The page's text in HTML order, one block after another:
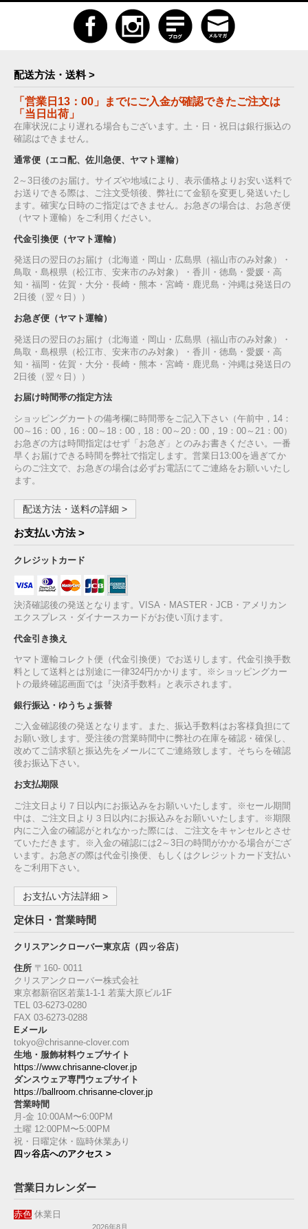
配送方法・送料 >
「営業日13：00」までにご入金が確認できたご注文は
「当日出荷」
在庫状況により遅れる場合もございます。土・日・祝日は銀行振込の
確認はできません。
通常便（エコ配、佐川急便、ヤマト運輸）
2～3日後のお届け。サイズや地域により、表示価格よりお安い送料で
お送りできる際は、ご注文受領後、弊社にて金額を変更し発送いたし
ます。確実な日時のご指定はできません。お急ぎの場合は、お急ぎ便
（ヤマト運輸）をご利用ください。
代金引換便（ヤマト運輸）
発送日の翌日のお届け（北海道・岡山・広島県（福山市のみ対象）・
鳥取・島根県（松江市、安来市のみ対象）・香川・徳島・愛媛・高
知・福岡・佐賀・大分・長崎・熊本・宮崎・鹿児島・沖縄は発送日の
2日後（翌々日））
お急ぎ便（ヤマト運輸）
発送日の翌日のお届け（北海道・岡山・広島県（福山市のみ対象）・
鳥取・島根県（松江市、安来市のみ対象）・香川・徳島・愛媛・高
知・福岡・佐賀・大分・長崎・熊本・宮崎・鹿児島・沖縄は発送日の
2日後（翌々日））
お届け時間帯の指定方法
ショッピングカートの備考欄に時間帯をご記入下さい（午前中，14：
00～16：00，16：00～18：00，18：00～20：00，19：00～21：00）
お急ぎの方は時間指定はせず「お急ぎ」とのみお書きください。一番
早くお届けできる時間を弊社で指定します。営業日13:00を過ぎてか
らのご注文で、お急ぎの場合は必ずお電話にてご連絡をお願いいたし
ます。
配送方法・送料の詳細 >
お支払い方法 >
クレジットカード
決済確認後の発送となります。VISA・MASTER・JCB・アメリカン
エクスプレス・ダイナースカードがお使い頂けます。
代金引き換え
ヤマト運輸コレクト便（代金引換便）でお送りします。代金引換手数
料として送料とは別途に一律324円かかります。※ショッピングカー
トの最終確認画面では『決済手数料』と表示されます。
銀行振込・ゆうちょ振替
ご入金確認後の発送となります。また、振込手数料はお客様負担にて
お願い致します。受注後の営業時間中に弊社の在庫を確認・確保し、
改めてご請求額と振込先をメールにてご連絡致します。そちらを確認
後お振込下さい。
お支払期限
ご注文日より７日以内にお振込みをお願いいたします。※セール期間
中は、ご注文日より３日以内にお振込みをお願いいたします。※期限
内にご入金の確認がとれなかった際には、ご注文をキャンセルとさせ
ていただきます。※入金の確認には2～3日の時間がかかる場合がござ
います。お急ぎの際は代金引換便、もしくはクレジットカード支払い
をご利用下さい。
お支払い方法詳細 >
定休日・営業時間
クリスアンクローバー東京店（四ッ谷店）
住所 〒160‐ 0011
クリスアンクローバー株式会社
東京都新宿区若葉1‐1-1 若葉大原ビル1F
TEL 03-6273-0280
FAX 03-6273-0288
Eメール
tokyo@chrisanne-clover.com
生地・服飾材料ウェブサイト
https://www.chrisanne-clover.jp
ダンスウェア専門ウェブサイト
https://ballroom.chrisanne-clover.jp
営業時間
月-金 10:00AM〜6:00PM
土曜 12:00PM〜5:00PM
祝・日曜定休・臨時休業あり
四ッ谷店へのアクセス >
営業日カレンダー
赤色 休業日
2026年8月